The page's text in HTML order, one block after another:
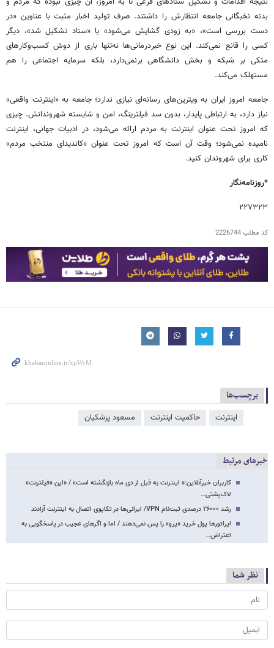
بدنه نخبگانی جامعه انتظارش را داشتند. صرف تولید اخبار مثبت با عناوین «در
دست بررسی است»، «به زودی گشایش می‌شود» یا «ستاد تشکیل شد»، دیگر
کسی را قانع نمی‌کند. این نوع خبردرمانی‌ها نه‌تنها باری از دوش کسب‌وکارهای
متکی بر شبکه و بخش دانشگاهی برنمی‌دارد، بلکه سرمایه اجتماعی را هم
مستهلک می‌کند.
جامعه امروز ایران به ویترین‌های رسانه‌ای نیازی ندارد؛ جامعه به «اینترنت واقعی»
نیاز دارد، به ارتباطی پایدار، بدون سد فیلترینگ، امن و شایسته شهروندانش. چیزی
که امروز تحت عنوان اینترنت به مردم ارائه می‌شود، در ادبیات جهانی، اینترنت
نامیده نمی‌شود؛ وقت آن است که امروز تحت عنوان «کاندیدای منتخب مردم»
کاری برای شهروندان کنید.
*روزنامه‌نگار
۲۲۷۳۲۳
کد مطلب2226744
برچسب‌ها
اینترنت حاکمیت اینترنت مسعود پزشکیان
خبرهای مرتبط
کاربران خبرآنلاین:« اینترنت به قبل از دی ماه بازنگشته است» / «این «فیلترنت»
لاک‌پشتی…
رشد ۲۶۰۰۰ درصدی ثبت‌نام VPN/ ایرانی‌ها در تکاپوی اتصال به اینترنت آزادند
اپراتورها پول خرید «پرو» را پس نمی‌دهند / اما و اگرهای عجیب در پاسخگویی به
اعتراض…
نظر شما